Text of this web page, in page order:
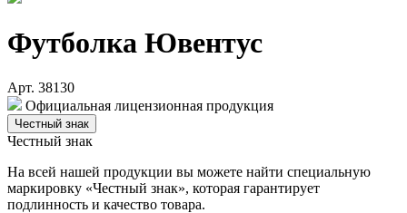
Футболка Ювентус
Арт. 38130
Официальная лицензионная продукция
Честный знак
Честный знак
На всей нашей продукции вы можете найти специальную
маркировку «Честный знак», которая гарантирует
подлинность и качество товара.